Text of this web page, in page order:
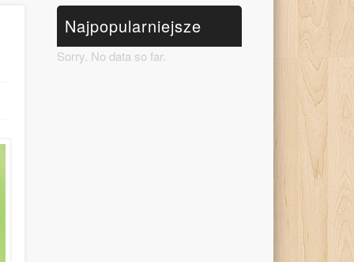
Najpopularniejsze
Sorry. No data so far.